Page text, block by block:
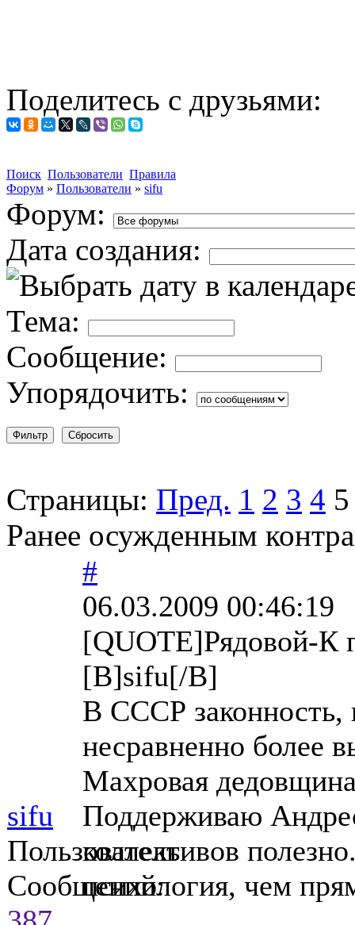
Поделитесь с друзьями:
Поиск Пользователи Правила
Форум » Пользователи » sifu
Форум:
Дата создания:
Тема:
Сообщение:
Упорядочить:
Страницы: Пред. 1 2 3 4 5
Ранее осужденным
sifu
Пользователь
Сообщений:
#
06.03.2009 00:46:19
[QUOTE]Рядовой-К
[B]sifu[/B]
В СССР законность,
несравненно более
Махровая
Поддерживаю
коллективов
психология, чем